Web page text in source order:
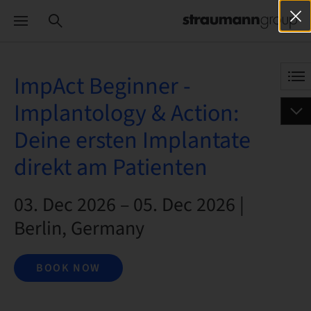
ImpAct Beginner -
Implantology & Action:
Deine ersten Implantate
direkt am Patienten
03. Dec 2026 – 05. Dec 2026 |
Berlin, Germany
BOOK NOW